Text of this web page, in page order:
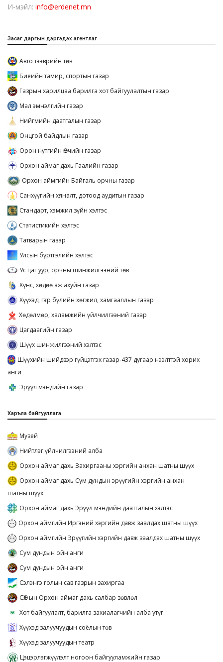
И-мэйл: info@erdenet.mn
Засаг даргын дэргэдэх агентлаг
Авто тээврийн төв
Биеийн тамир, спортын газар
Газрын харилцаа барилга хот байгуулалтын газар
Мал эмнэлгийн газар
Нийгмийн даатгалын газар
Онцгой байдлын газар
Орон нутгийн Өмчийн газар
Орхон аймаг дахь Гаалийн газар
Орхон аймгийн Байгаль орчны газар
Санхүүгийн хяналт, дотоод аудитын газар
Стандарт, хэмжил зүйн хэлтэс
Статистикийн хэлтэс
Татварын газар
Улсын бүртгэлийн хэлтэс
Ус цаг уур, орчны шинжилгээний төв
Хүнс, хөдөө аж ахуйн газар
Хүүхэд, гэр бүлийн хөгжил, хамгааллын газар
Хөдөлмөр, халамжийн үйлчилгээний газар
Цагдаагийн газар
Шүүх шинжилгээний хэлтэс
Шүүхийн шийдвэр гүйцэтгэх газар-437 дугаар нээлттэй хорих
анги
Эрүүл мэндийн газар
Харъяа байгууллага
Музей
Нийтлэг үйлчилгээний алба
Орхон аймаг дахь Захиргааны хэргийн анхан шатны шүүх
Орхон аймаг дахь Сум дундын эрүүгийн хэргийн анхан
шатны шүүх
Орхон аймаг дахь Эрүүл мэндийн даатгалын хэлтэс
Орхон аймгийн Иргэний хэргийн давж заалдах шатны шүүх
Орхон аймгийн Эрүүгийн хэргийн давж заалдах шатны шүүх
Сум дундын ойн анги
Сум дундын ойн анги
Сэлэнгэ голын сав газрын захиргаа
СӨХ-ын Орхон аймаг дахь салбар зөвлөл
Хот байгуулалт, барилга захиалагчийн алба утүг
Хүүхэд залуучуудын соёлын төв
Хүүхэд залуучуудын театр
Цэцэрлэгжүүлэлт ногоон байгууламжийн газар